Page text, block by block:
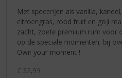
Met specerijen als vanilla,
citroengras, rood fruit en goji
zacht, zoete premium rum voor
op de speciale momenten, bij
Own your moment !
Originele prijs was:
€32,99